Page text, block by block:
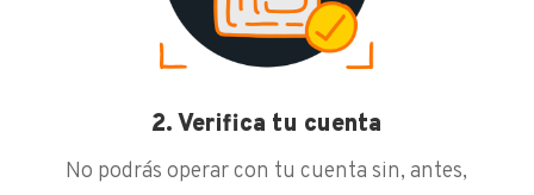
2. Verifica tu cuenta
No podrás operar con tu cuenta sin, antes,